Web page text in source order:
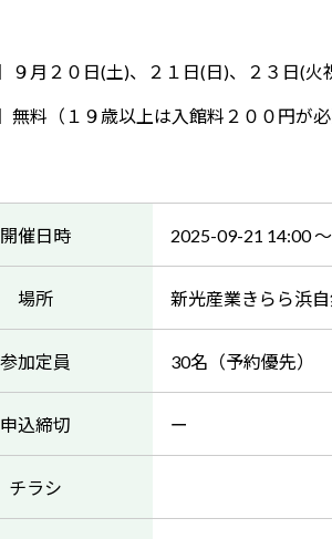
】９月２０日(土)、２１日(日)、２３日(
無料（１９歳以上は入館料２００円が必
開催日時 2025-09-21 14:00
場所 新光産業きらら浜
参加定員 30名（予約優先）
申込締切 ー
チラシ